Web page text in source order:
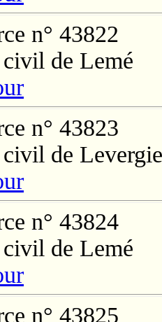
n° 43822
de Lemé
n° 43823
de
n° 43824
de Lemé
n° 43825